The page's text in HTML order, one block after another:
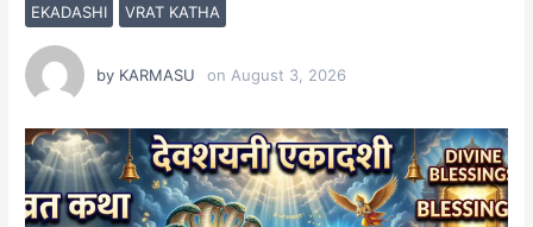
EKADASHI VRAT KATHA
by KARMASU on August 3, 2026